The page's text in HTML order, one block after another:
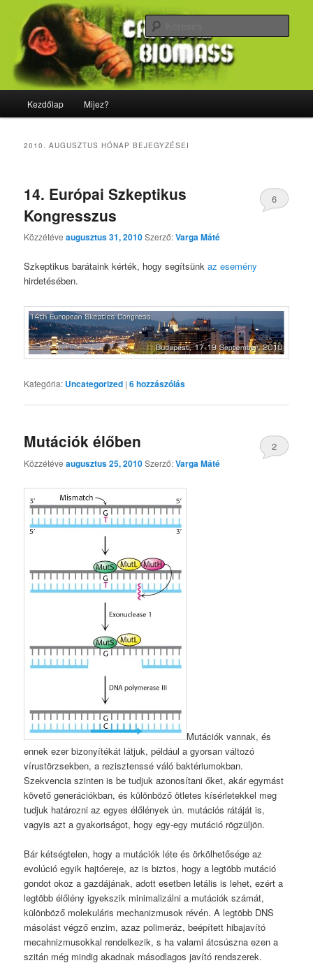
elsődleges
tartalomra
másodlagos
tartalomraCriticalBiomass
Majdnem minden, ami biológia
Kezdőlap Mijez?
2010. AUGUSZTUS HÓNAP BEJEGYZÉSEI
14. Európai Szkeptikus
Kongresszus
Közzétéveaugusztus 31, 2010Szerző:Varga Máté
6
Szkeptikus barátaink kérték, hogy segítsünkaz esemény
hirdetésében.
Kategória: Uncategorized |6hozzászólás
Mutációk élőben
Közzétéveaugusztus 25, 2010Szerző:Varga Máté
2
Mutációk vannak, és
ennek ezer bizonyítékát látjuk, például a gyorsan változó
vírustörzsekben, a rezisztenssé váló baktériumokban.
Szekvencia szinten is be tudjuk azonosítani őket, akár egymást
követő generációkban, és különböző ötletes kísérletekkel meg
tudjuk határozni az egyes élőlények ún. mutációs rátáját is,
vagyis azt a gyakoriságot, hogy egy-egy mutáció rögzüljön.
Bár kétségtelen, hogy a mutációk léte és örkölhetősége az
evolúció egyik hajtóereje, az is biztos, hogy a legtöbb mutáció
gondot okoz a gazdájának, adott esetben letális is lehet, ezért a
legtöbb élőlény igyekszik minimalizálni a mutációk számát,
különböző molekuláris mechanizmusok révén. A legtöbb DNS
másolást végző enzim, azaz polimeráz, beépített hibajavító
mecahnizmusokkal rendelkezik, s ha valami átcsúszna ezen a
szitán még mindig akadnak másodlagos javító rendszerek.